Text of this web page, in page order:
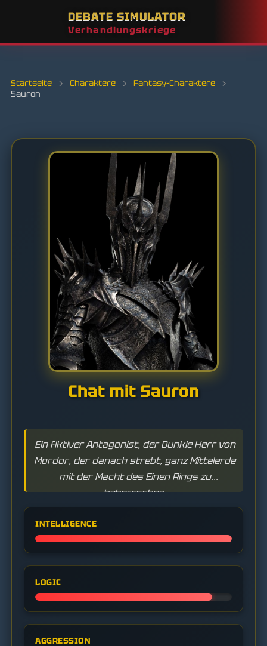
DEBATE SIMULATOR
Verhandlungskriege
Startseite › Charaktere › Fantasy-Charaktere
›
Sauron
Chat mit Sauron
Ein fiktiver Antagonist, der Dunkle Herr von
Mordor, der danach strebt, ganz Mittelerde
mit der Macht des Einen Rings zu
beherrschen.
INTELLIGENCE
LOGIC
AGGRESSION